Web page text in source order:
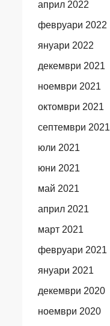
април 2022
февруари 2022
януари 2022
декември 2021
ноември 2021
октомври 2021
септември 2021
юли 2021
юни 2021
май 2021
април 2021
март 2021
февруари 2021
януари 2021
декември 2020
ноември 2020